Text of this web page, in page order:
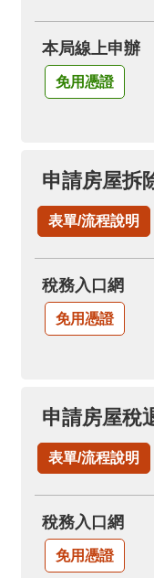
本局線上申辦
免用憑證
申請房屋拆
表單/流程說明
稅務入口網
免用憑證
申請房屋稅
表單/流程說明
稅務入口網
免用憑證